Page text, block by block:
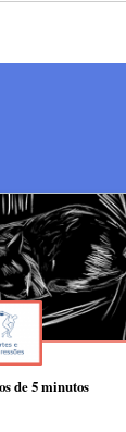
de 5 minutos